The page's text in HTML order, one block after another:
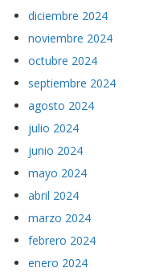
diciembre 2024
noviembre 2024
octubre 2024
septiembre 2024
agosto 2024
julio 2024
junio 2024
mayo 2024
abril 2024
marzo 2024
febrero 2024
enero 2024